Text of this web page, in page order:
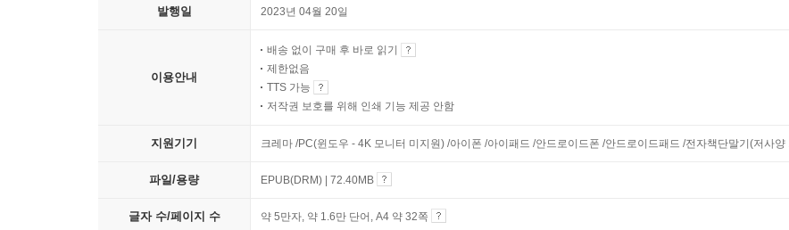
발행일 2023년 04월 20일
이용안내
배송 없이 구매 후 바로 읽기
제한없음
TTS 가능
저작권 보호를 위해 인쇄 기능 제공 안함
지원기기 크레마 /PC(윈도우 - 4K 모니터 미지원) /아이폰 /아이패드 /안드로이드폰 /안드로이드패드 /전자책단말기(저사
파일/용량 EPUB(DRM) | 72.40MB
글자 수/페이지 수 약 5만자, 약 1.6만 단어, A4 약 32쪽